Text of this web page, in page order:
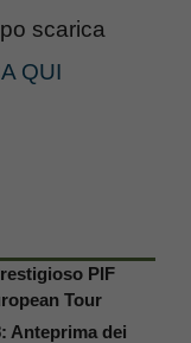
scarica
QUI
PIF
Tour
Anteprima dei